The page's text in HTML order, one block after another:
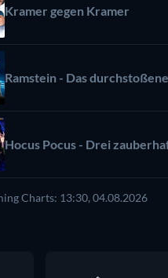
Kramer gegen Kramer
Ramstein - Das
Hocus Pocus - Drei
Charts: 13:30, 04.08.2026